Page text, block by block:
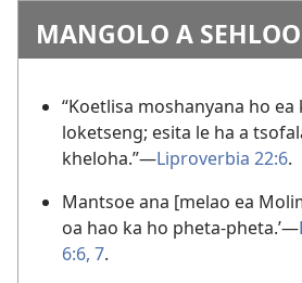
MANGOLO A
“Koetlisa moshanyana ho ea
loketseng; esita le ha a
kheloha.”—Liproverbia 22:6.
Mantsoe ana [melao ea
oa hao ka ho pheta-pheta.’—
6:6, 7.